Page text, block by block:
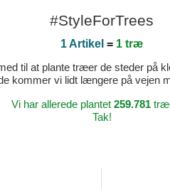
#StyleForTrees
1 Artikel = 1 træ
til at plante træer de steder på
kommer vi lidt længere på vejen
Vi har allerede plantet 259.781
Tak!